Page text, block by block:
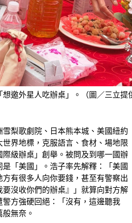
雪梨歌劇院、日本熊本城、美國紐約
世界地標，克服語言、食材、場地限
級辦桌」創舉。被問及到哪一國辦
「美國」。浩子率先解釋：「美國
有很多人向你要錢，甚至有警察出
沒收你們的辦桌』」就算向對方解
方強硬回絕：「沒有，這邊聽我